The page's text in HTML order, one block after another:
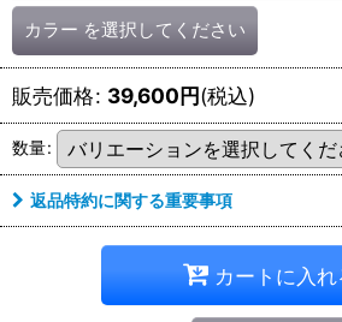
カラー を選択してください
販売価格: 39,600円(税込)
数量:
返品特約に関する重要事項
カートに入れ